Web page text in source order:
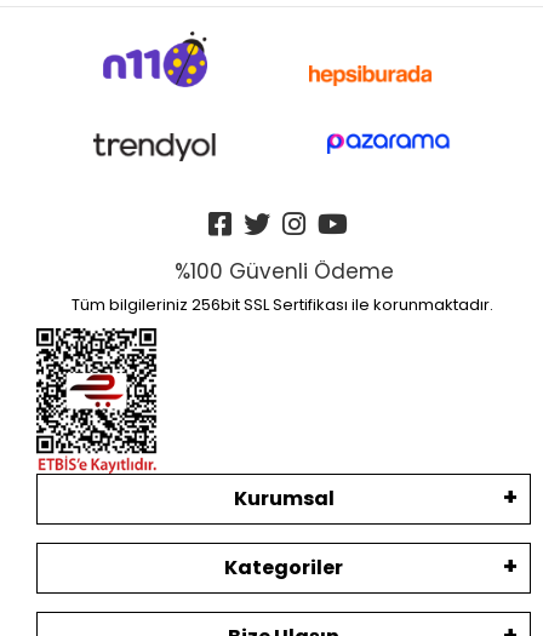
%100 Güvenli Ödeme
Tüm bilgileriniz 256bit SSL Sertifikası ile korunmaktadır.
Kurumsal
Kategoriler